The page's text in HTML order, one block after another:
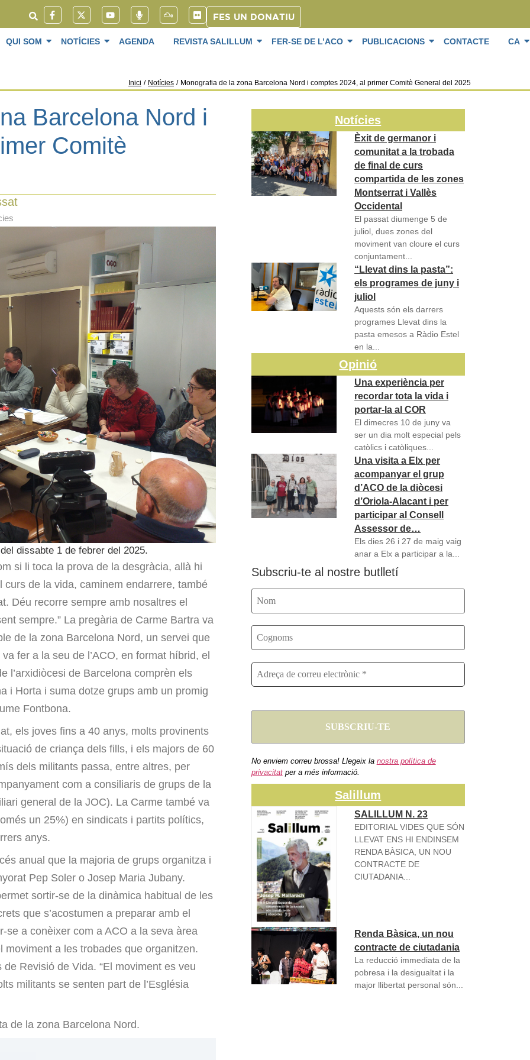
FES UN DONATIU
QUI SOM NOTÍCIES AGENDA REVISTA SALILLUM FER-SE DE L’ACO PUBLICACIONS CONTACTE CA
Inici / Notícies / Monografia de la zona Barcelona Nord i comptes 2024, al primer Comitè General del 2025
Barcelona Nord i
Comitè
dissabte 1 de febrer del 2025.
si li toca la prova de la desgràcia, allà hi
de la vida, caminem endarrere, també
Déu recorre sempre amb nosaltres el
sempre.” La pregària de Carme Bartra va
de la zona Barcelona Nord, un servei que
fer a la seu de l’ACO, en format híbrid, el
l’arxidiòcesi de Barcelona comprèn els
i Horta i suma dotze grups amb un promig
Fontbona.
els joves fins a 40 anys, molts provinents
de criança dels fills, i els majors de 60
dels militants passa, entre altres, per
com a consiliaris de grups de la
general de la JOC). La Carme també va
un 25%) en sindicats i partits polítics,
anys.
anual que la majoria de grups organitza i
Pep Soler o Josep Maria Jubany.
sortir-se de la dinàmica habitual de les
que s’acostumen a preparar amb el
a conèixer com a ACO a la seva àrea
moviment a les trobades que organitzen.
Revisió de Vida. “El moviment es veu
militants se senten part de l’Església
de la zona Barcelona Nord.
Notícies
Èxit de germanor i
comunitat a la trobada
de final de curs
compartida de les zones
Montserrat i Vallès
Occidental
El passat diumenge 5 de
juliol, dues zones del
moviment van cloure el curs
conjuntament...
“Llevat dins la pasta”:
els programes de juny i
juliol
Aquests són els darrers
programes Llevat dins la
pasta emesos a Ràdio Estel
en la...
Opinió
Una experiència per
recordar tota la vida i
portar-la al COR
El dimecres 10 de juny va
ser un dia molt especial pels
catòlics i catòliques...
Una visita a Elx per
acompanyar el grup
d’ACO de la diòcesi
d’Oriola-Alacant i per
participar al Consell
Assessor de…
Els dies 26 i 27 de maig vaig
anar a Elx a participar a la...
Subscriu-te al nostre butlletí
No enviem correu brossa! Llegeix la nostra política de
privacitatper a més informació.
Salillum
SALILLUM N. 23
EDITORIAL VIDES QUE SÓN
LLEVAT ENS HI ENDINSEM
RENDA BÀSICA, UN NOU
CONTRACTE DE
CIUTADANIA...
Renda Bàsica, un nou
contracte de ciutadania
La reducció immediata de la
pobresa i la desigualtat i la
major llibertat personal són...